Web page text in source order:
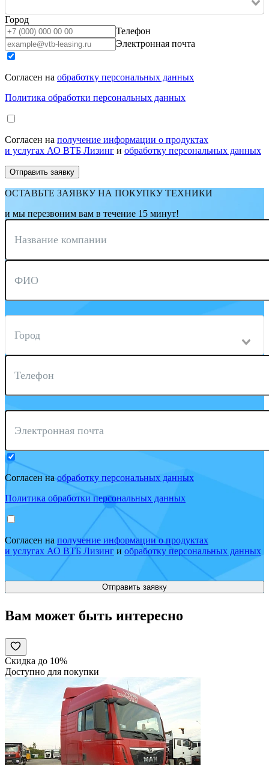
Город
Телефон
Электронная почта
Согласен на обработку персональных данных
Политика обработки персональных данных
Согласен на получение информации о продуктах
и услугах АО ВТБ Лизинг и обработку персональных данных
ОСТАВЬТЕ ЗАЯВКУ НА ПОКУПКУ ТЕХНИКИ
и мы перезвоним вам в течение 15 минут!
Название компании
ФИО
Город
Телефон
Электронная почта
Согласен наобработку персональных данных
Политика обработки персональных данных
Согласен на получение информации о продуктах
и услугах АО ВТБ Лизинг и обработку персональных данных
Вам может быть интересно
Скидка до 10%
Доступно для покупки